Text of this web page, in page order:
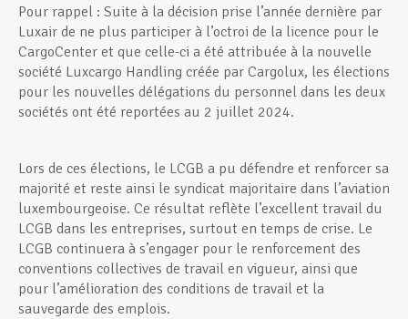
Pour rappel : Suite à la décision prise l’année dernière par
Luxair de ne plus participer à l’octroi de la licence pour le
CargoCenter et que celle-ci a été attribuée à la nouvelle
société Luxcargo Handling créée par Cargolux, les élections
pour les nouvelles délégations du personnel dans les deux
sociétés ont été reportées au 2 juillet 2024.
Lors de ces élections, le LCGB a pu défendre et renforcer sa
majorité et reste ainsi le syndicat majoritaire dans l’aviation
luxembourgeoise. Ce résultat reflète l’excellent travail du
LCGB dans les entreprises, surtout en temps de crise. Le
LCGB continuera à s’engager pour le renforcement des
conventions collectives de travail en vigueur, ainsi que
pour l’amélioration des conditions de travail et la
sauvegarde des emplois.